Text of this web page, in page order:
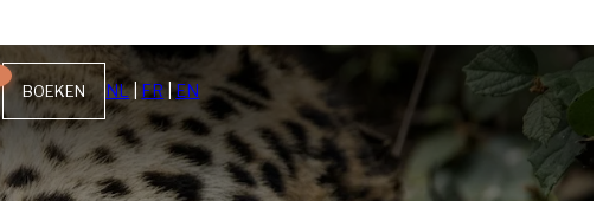
BOEKEN NL|FR|EN